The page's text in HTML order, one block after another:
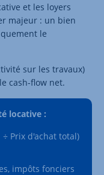
et les loyers
majeur : un bien
le
sur les travaux)
cash-flow net.
locative :
Prix d'achat total)
impôts fonciers